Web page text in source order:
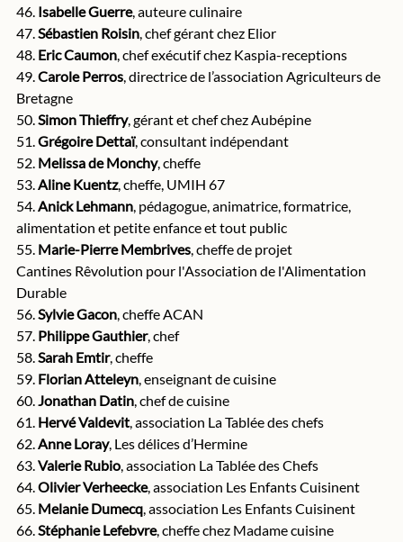
46. Isabelle Guerre, auteure culinaire
47. Sébastien Roisin, chef gérant chez Elior
48. Eric Caumon, chef exécutif chez Kaspia-receptions
49. Carole Perros, directrice de l’association Agriculteurs de
Bretagne
50. Simon Thieffry, gérant et chef chez Aubépine
51. Grégoire Dettaï, consultant indépendant
52. Melissa de Monchy, cheffe
53. Aline Kuentz, cheffe, UMIH 67
54. Anick Lehmann, pédagogue, animatrice, formatrice,
alimentation et petite enfance et tout public
55. Marie-Pierre Membrives, cheffe de projet
Cantines Rêvolution pour l'Association de l'Alimentation
Durable
56. Sylvie Gacon, cheffe ACAN
57. Philippe Gauthier, chef
58. Sarah Emtir, cheffe
59. Florian Atteleyn, enseignant de cuisine
60. Jonathan Datin, chef de cuisine
61. Hervé Valdevit, association La Tablée des chefs
62. Anne Loray, Les délices d’Hermine
63. Valerie Rubio, association La Tablée des Chefs
64. Olivier Verheecke, association Les Enfants Cuisinent
65. Melanie Dumecq, association Les Enfants Cuisinent
66. Stéphanie Lefebvre, cheffe chez Madame cuisine